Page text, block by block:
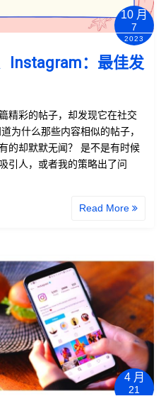
10 月
7
2023
Instagram：最佳发
精彩的帖子，却发现它在社交
为什么那些内容相似的帖子，
的却默默无闻？ 是不是有时候
引人，或者我的策略出了问
Read More
4 月
21